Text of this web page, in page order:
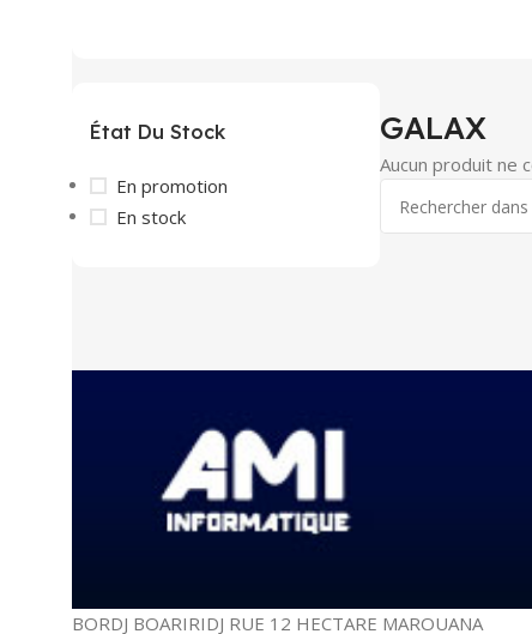
État Du Stock
En promotion
En stock
GALAX
Aucun produit ne
BORDJ BOARIRIDJ RUE 12 HECTARE MAROUANA